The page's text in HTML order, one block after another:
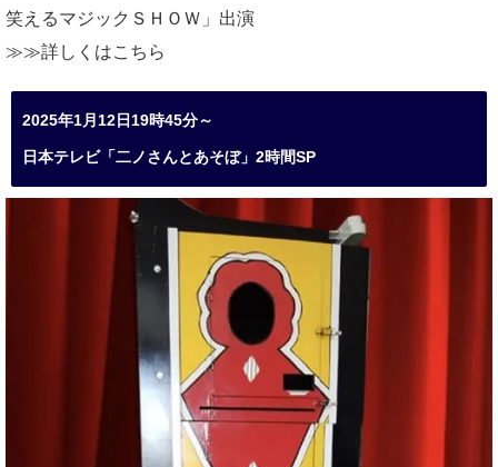
笑えるマジックＳＨＯＷ」出演
≫≫詳しくはこちら
2025年1月12日19時45分～
日本テレビ「二ノさんとあそぼ」2時間SP